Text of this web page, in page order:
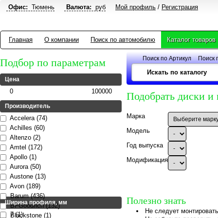
Офис: Тюмень Валюта: руб Мой профиль / Регистрация
Главная О компании Поиск по автомобилю Каталог товаров
Подбор по параметрам
Цена
0 100000
Производитель
Accelera (74)
Achilles (60)
Altenzo (2)
Amtel (172)
Apollo (1)
Aurora (50)
Austone (13)
Avon (189)
Barum (436)
BFGoodrich (132)
Blackstone (1)
Ширина профиля, мм
7 (1)
Поиск по Артикул Поиск
Подобрать диски
Марка
Модель
Год выпуска
Модификация
Полезно знать
Не следует